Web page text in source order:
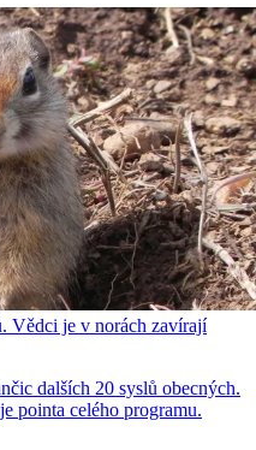
Vědci je v norách zavírají
dalších 20 syslů obecných.
pointa celého programu.